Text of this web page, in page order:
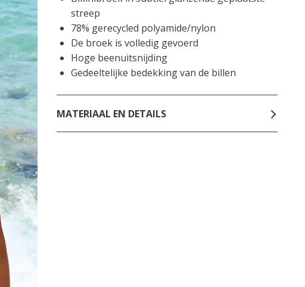
streep
78% gerecycled polyamide/nylon
De broek is volledig gevoerd
Hoge beenuitsnijding
Gedeeltelijke bedekking van de billen
MATERIAAL EN DETAILS